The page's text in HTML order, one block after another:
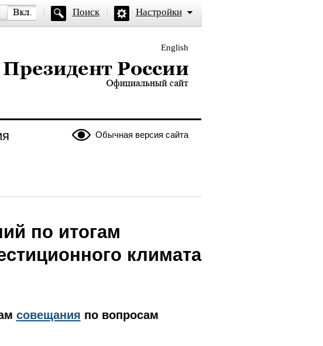
Поиск Настройки
English
России — официальный сайт
Обычная версия сайта
по итогам
климата
совещания по вопросам